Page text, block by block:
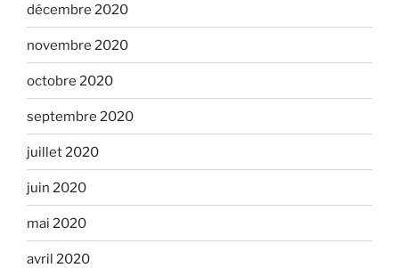
décembre 2020
novembre 2020
octobre 2020
septembre 2020
juillet 2020
juin 2020
mai 2020
avril 2020